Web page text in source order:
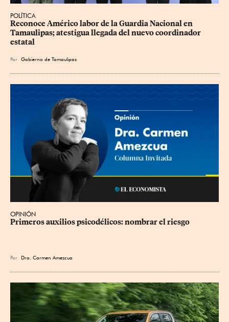
POLÍTICA
Reconoce Américo labor de la Guardia Nacional en
Tamaulipas; atestigua llegada del nuevo coordinador
estatal
Por Gobierno de Tamaulipas
OPINIÓN
Primeros auxilios psicodélicos: nombrar el riesgo
Por Dra. Carmen Amezcua